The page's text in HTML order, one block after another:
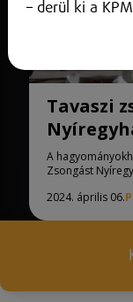
Tavaszi
A
Zsongást
2024. április 06.
– derül ki a